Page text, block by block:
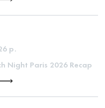
р.
Night Paris 2026 Recap